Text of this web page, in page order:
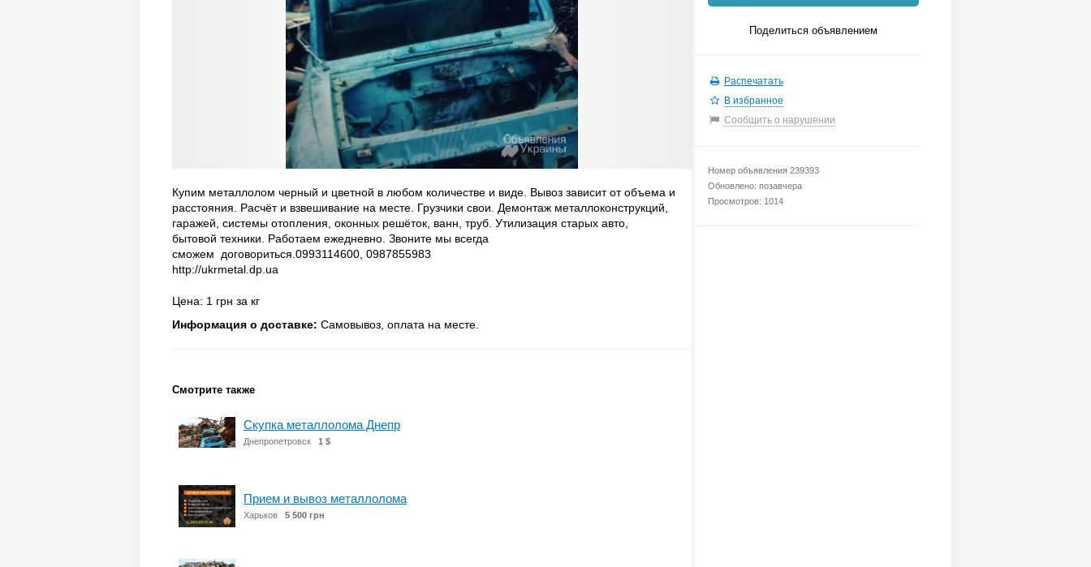
Купим металлолом черный и цветной в любом количестве и виде. Вывоз зависит от объема и
расстояния. Расчёт и взвешивание на месте. Грузчики свои. Демонтаж металлоконструкций,
гаражей, системы отопления, оконных решёток, ванн, труб. Утилизация старых авто,
бытовой техники. Работаем ежедневно. Звоните мы всегда
сможем договориться.0993114600, 0987855983
http://ukrmetal.dp.ua
Цена: 1 грн за кг
Информация о доставке: Самовывоз, оплата на месте.
Смотрите также
Скупка металлолома Днепр
Днепропетровск 1 $
Прием и вывоз металлолома
Харьков 5 500 грн
Поделиться объявлением
Распечатать
В избранное
Сообщить о нарушении
Номер объявления 239393
Обновлено: позавчера
Просмотров: 1014